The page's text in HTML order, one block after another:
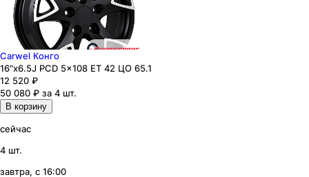
Carwel Конго
16"x6.5J PCD 5x108 ЕТ 42 ЦО 65.1
12 520 ₽
50 080 ₽ за 4 шт.
В корзину
сейчас
4 шт.
завтра, с 16:00